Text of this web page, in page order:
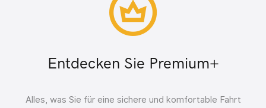
Entdecken Sie Premium+
Alles, was Sie für eine sichere und komfortable Fahrt